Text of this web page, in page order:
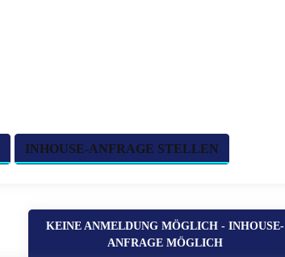
INHOUSE-ANFRAGE STELLEN
KEINE ANMELDUNG MÖGLICH - INHOUSE-
ANFRAGE MÖGLICH